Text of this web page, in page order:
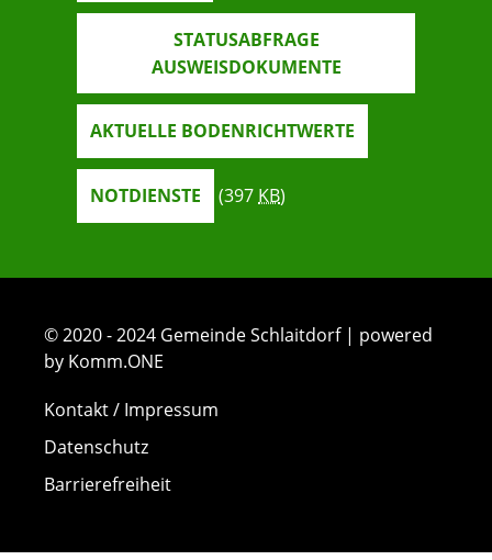
STATUSABFRAGE
AUSWEISDOKUMENTE
AKTUELLE BODENRICHTWERTE
NOTDIENSTE (397 KB)
© 2020 - 2024 Gemeinde Schlaitdorf | powered
by Komm.ONE
Kontakt / Impressum
Datenschutz
Barrierefreiheit